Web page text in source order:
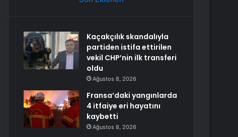
Kaçakçılık skandalıyla
partiden istifa ettirilen
vekil CHP’nin ilk transferi
oldu
Ağustos 8, 2026
Fransa’daki yangınlarda
4 itfaiye eri hayatını
kaybetti
Ağustos 8, 2026